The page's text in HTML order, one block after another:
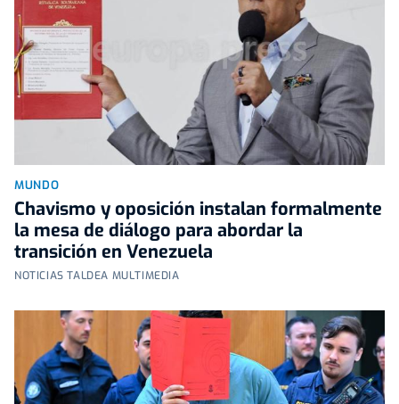
MUNDO
Chavismo y oposición instalan formalmente
la mesa de diálogo para abordar la
transición en Venezuela
NOTICIAS TALDEA MULTIMEDIA